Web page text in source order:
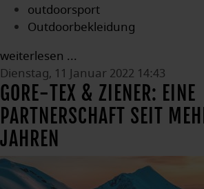
outdoorsport
Outdoorbekleidung
weiterlesen ...
Dienstag, 11 Januar 2022 14:43
GORE-TEX & ZIENER: EINE
PARTNERSCHAFT SEIT
JAHREN